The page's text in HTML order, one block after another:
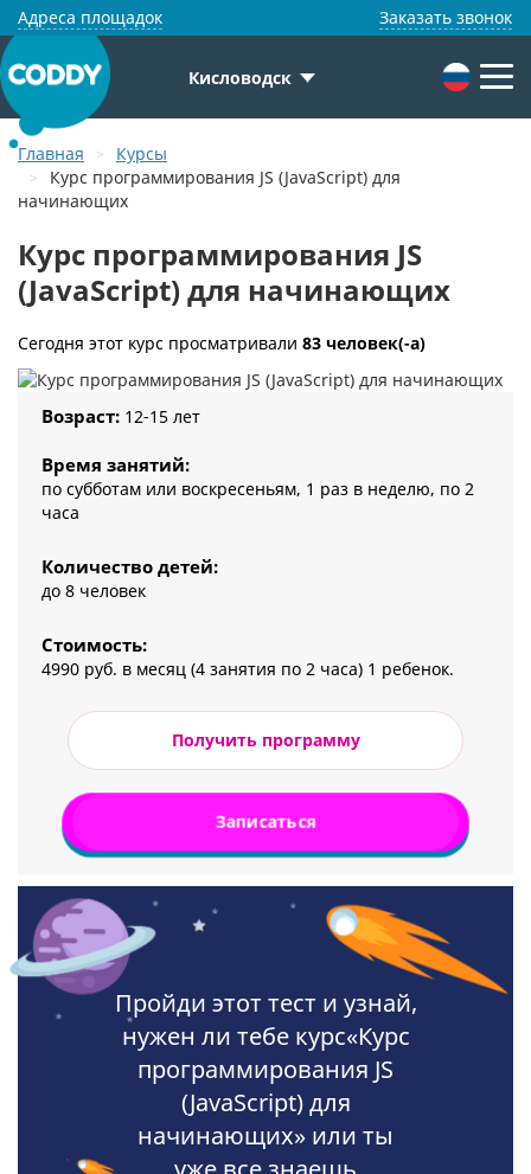
Адреса площадок Заказать звонок
Кисловодск
Главная
Курсы
Курс программирования JS (JavaScript) для
начинающих
Курс программирования JS
(JavaScript) для начинающих
Сегодня этот курс просматривали 83 человек(-а)
Возраст: 12-15 лет
Время занятий:
по субботам или воскресеньям, 1 раз в неделю, по 2
часа
Количество детей:
до 8 человек
Стоимость:
4990 руб. в месяц (4 занятия по 2 часа) 1 ребенок.
Получить программу
Записаться
Пройди этот тест и узнай,
нужен ли тебе курс«Курс
программирования JS
(JavaScript) для
начинающих» или ты